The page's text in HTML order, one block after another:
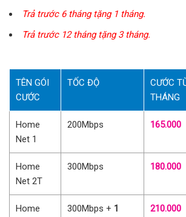
Trả trước 6 tháng tặng 1 tháng.
Trả trước 12 tháng tặng 3 tháng.
TÊN GÓI
CƯỚC
TỐC ĐỘ
CƯỚC
THÁNG
Home
Net 1
200Mbps 165.000
Home
Net 2T
300Mbps 180.000
Home
300Mbps + 1
210.000